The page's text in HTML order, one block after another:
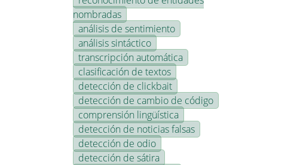
nombradas
análisis de sentimiento
análisis sintáctico
transcripción automática
clasificación de textos
detección de clickbait
detección de cambio de código
comprensión lingüística
detección de noticias falsas
detección de odio
detección de sátira